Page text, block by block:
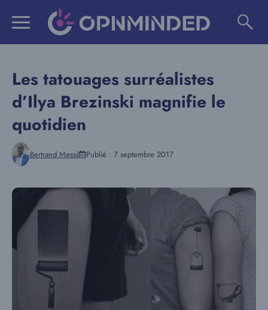
Les tatouages surréalistes
d’Ilya Brezinski magnifie le
quotidien
Bertrand Messi Publié : 7 septembre 2017